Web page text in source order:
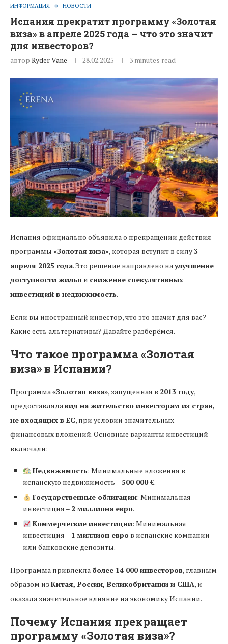
ИНФОРМАЦИЯ
НОВОСТИ
Испания прекратит программу «Золотая
виза» в апреле 2025 года – что это значит
для инвесторов?
автор Ryder Vane 28.02.2025 3 minutes read
Испания официально объявила о прекращении действия
программы «Золотая виза», которая вступит в силу3
апреля 2025 года. Это решение направлено наулучшение
доступности жилья и снижение спекулятивных
инвестиций в недвижимость.
Если вы иностранный инвестор, что это значит для вас?
Какие есть альтернативы? Давайте разберёмся.
Что такое программа «Золотая
виза» в Испании?
Программа«Золотая виза», запущенная в 2013 году,
предоставлялавид на жительство инвесторам из стран,
не входящих в ЕС, при условии значительных
финансовых вложений. Основные варианты инвестиций
включали:
Недвижимость: Минимальные вложения в
испанскую недвижимость –500 000 €.
Государственные облигации: Минимальная
инвестиция – 2 миллиона евро.
Коммерческие инвестиции: Минимальная
инвестиция – 1 миллион евро в испанские компании
или банковские депозиты.
Программа привлекла более 14 000 инвесторов, главным
образом из Китая, России, Великобритании и США, и
оказала значительное влияние на экономику Испании.
Почему Испания прекращает
программу «Золотая виза»?